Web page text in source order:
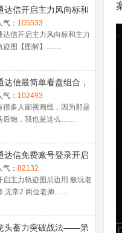
达信开启主力风向标和
力轨迹图【图解】
气： 105533
达信开启主力风向标和主力
迹图【图解】……
达信最简单看盘组合，
强势股双头的超短线盈
－－之五（均线战法找
脏）
气： 102493
很多人鄙视画线，因为那是
后炮，我也是这么……
达信免费账号登录开启
档框和调用主力监控教
气： 82132
启主力轨迹图后边用 般玩老
无常2 两位老师……
头蓄力突破战法——第